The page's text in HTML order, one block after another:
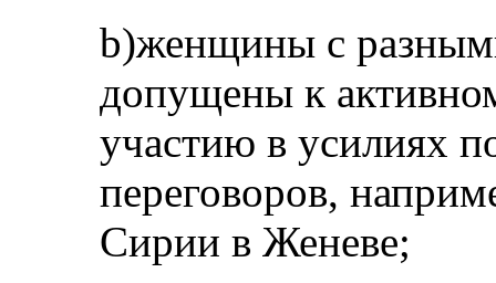
b)женщины с
допущены к
участию в усилиях
переговоров,
Сирии в Женеве;